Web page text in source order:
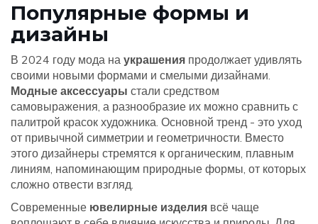
Популярные формы и
дизайны
В 2024 году мода на украшения продолжает удивлять
своими новыми формами и смелыми дизайнами.
Модные аксессуары стали средством
самовыражения, а разнообразие их можно сравнить с
палитрой красок художника. Основной тренд - это уход
от привычной симметрии и геометричности. Вместо
этого дизайнеры стремятся к органическим, плавным
линиям, напоминающим природные формы, от которых
сложно отвести взгляд.
Современные ювелирные изделия всё чаще